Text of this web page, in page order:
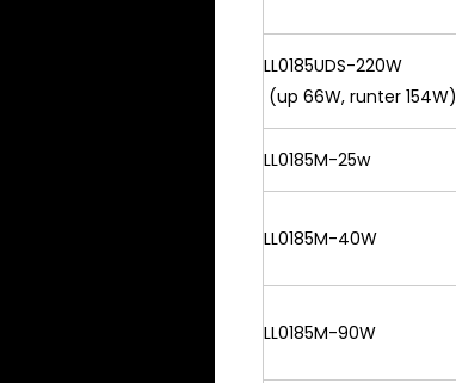
LL0185UDS-220W
(up 66W, runter 154W)
LL0185M-25w
LL0185M-40W
LL0185M-90W